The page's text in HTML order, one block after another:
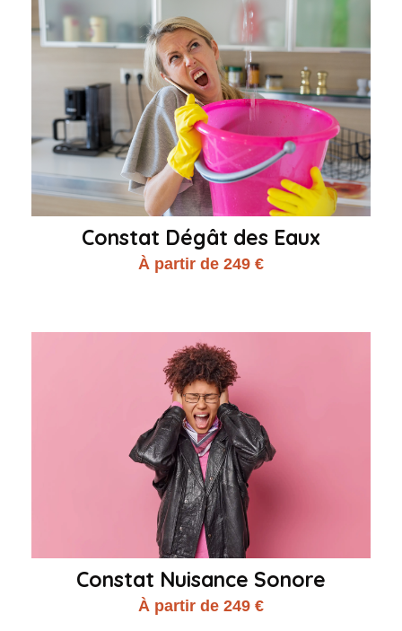
Constat Dégât des Eaux
À partir de 249 €
Constat Nuisance Sonore
À partir de 249 €